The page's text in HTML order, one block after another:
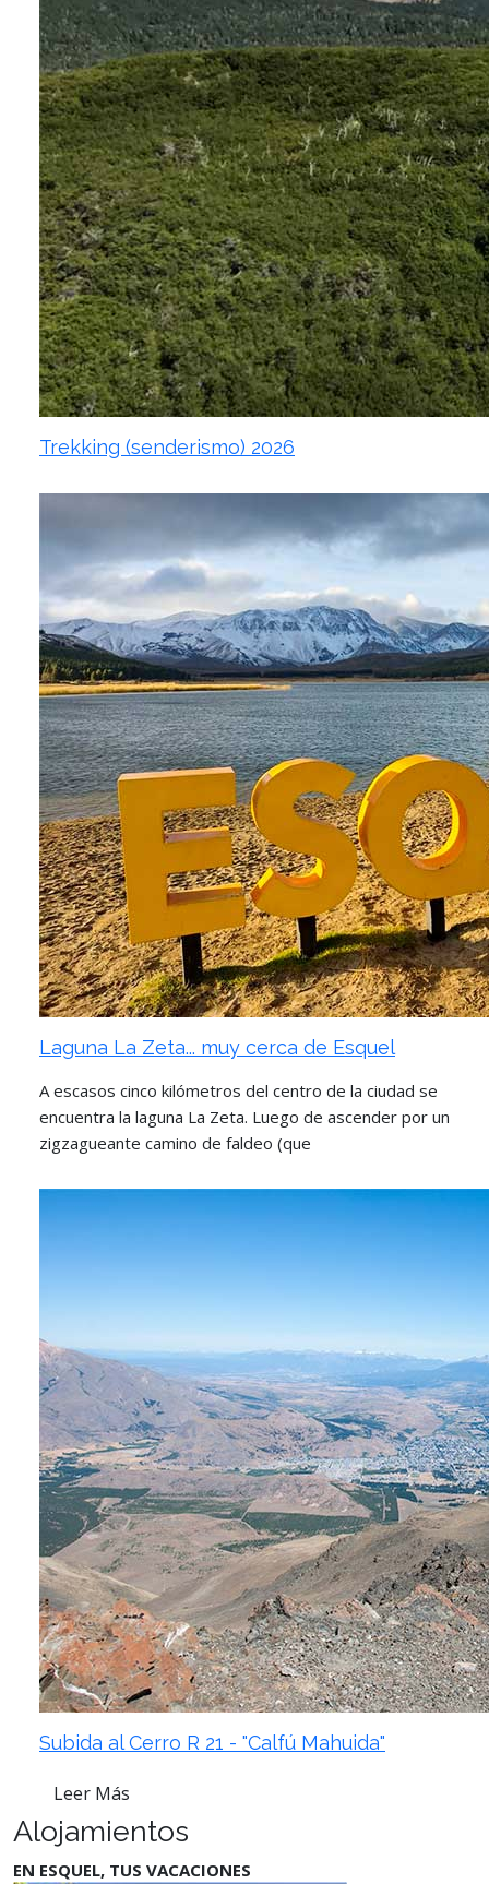
Trekking (senderismo) 2026
Laguna La Zeta... muy cerca de Esquel
A escasos cinco kilómetros del centro de la ciudad se
encuentra la laguna La Zeta. Luego de ascender por un
zigzagueante camino de faldeo (que
Subida al Cerro R 21 - "Calfú Mahuida"
Leer Más
Alojamientos
EN ESQUEL, TUS VACACIONES